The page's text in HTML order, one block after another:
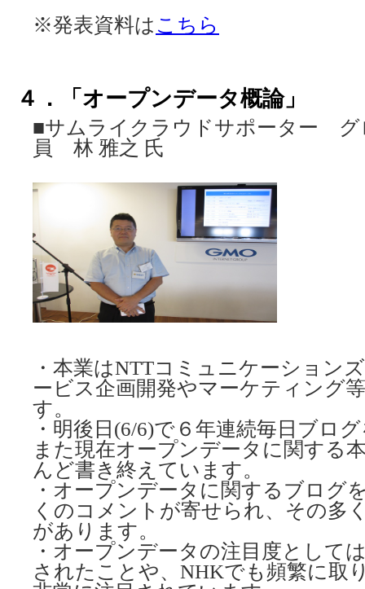
※発表資料は こちら
４．「オープンデータ概論」
■サムライクラウドサポーター グ
員 林 雅之 氏
・本業はNTTコミュニケーション
ービス企画開発やマーケティング
す。
・明後日(6/6)で６年連続毎日ブロ
また現在オープンデータに関する
んど書き終えています。
・オープンデータに関するブログ
くのコメントが寄せられ、その多
があります。
・オープンデータの注目度として
されたことや、NHKでも頻繁に取